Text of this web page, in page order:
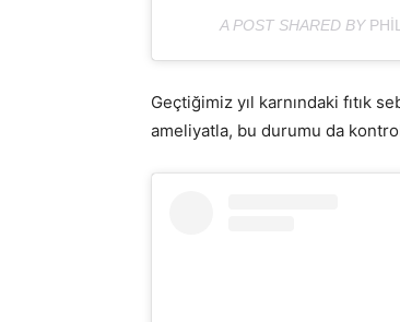
A POST SHARED BY
Geçtiğimiz yıl karnındaki fıtık
ameliyatla, bu durumu da kontrol